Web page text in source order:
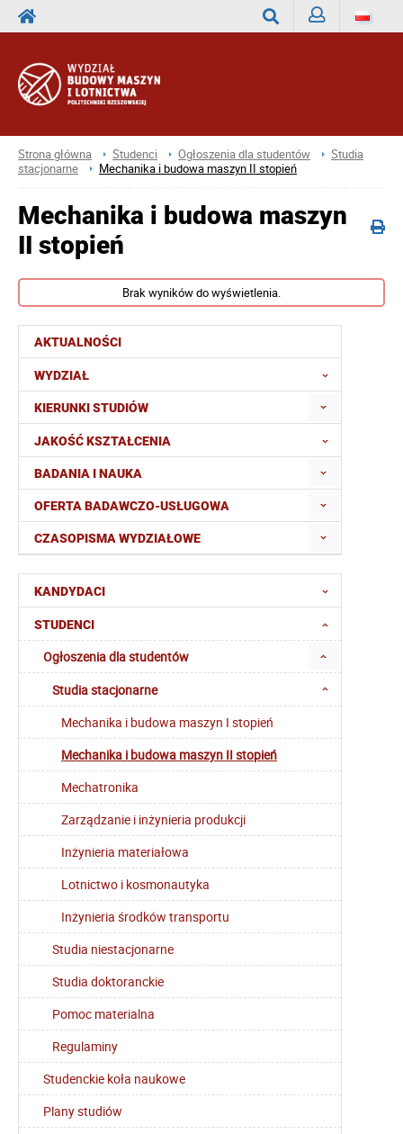
Strona główna Studenci Ogłoszenia dla studentów
Studia
stacjonarne
Mechanika i budowa maszyn II stopień
AKTUALNOŚCI
WYDZIAŁ
KIERUNKI STUDIÓW
JAKOŚĆ KSZTAŁCENIA
BADANIA I NAUKA
OFERTA BADAWCZO-USŁUGOWA
CZASOPISMA WYDZIAŁOWE
KANDYDACI
STUDENCI
Ogłoszenia dla studentów
Studia stacjonarne
Mechanika i budowa maszyn I stopień
Mechanika i budowa maszyn II stopień
Mechatronika
Zarządzanie i inżynieria produkcji
Inżynieria materiałowa
Lotnictwo i kosmonautyka
Inżynieria środków transportu
Studia niestacjonarne
Studia doktoranckie
Pomoc materialna
Regulaminy
Studenckie koła naukowe
Plany studiów
Mechanika i budowa maszyn
II stopień
Brak wyników do wyświetlenia.